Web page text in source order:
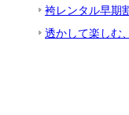
袴レンタル早期
透かして楽しむ